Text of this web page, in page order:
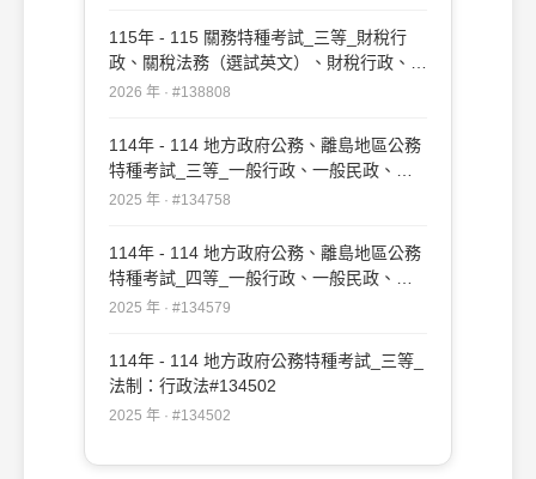
115年 - 115 關務特種考試_三等_財稅行
政、關稅法務（選試英文）、財稅行政、關
稅法務（選試日文）：行政法#138808
2026 年 · #138808
114年 - 114 地方政府公務、離島地區公務
特種考試_三等_一般行政、一般民政、戶
政、原住民族行政、社會行政、勞工行政、
政、農業行政：行政法#134758
2025 年 · #134758
114年 - 114 地方政府公務、離島地區公務
特種考試_四等_一般行政、一般民政、客
家事務行政、戶政、原住民族行政、社會行
行政、法律廉政、財經廉政：行政法概要
#134579
2025 年 · #134579
114年 - 114 地方政府公務特種考試_三等_
法制：行政法#134502
2025 年 · #134502